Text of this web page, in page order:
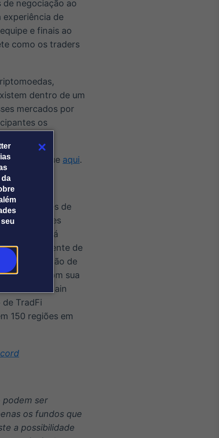
negociação ao
de
e finais ao
como os traders
dentro de um
mercados por
os
clique aqui.
125 milhões de
de 100 ações
está
seu agente de
a adoção de
. Alinhada com sua
de blockchain
de TradFi
150 regiões em
podem ser
os fundos que
a possibilidade